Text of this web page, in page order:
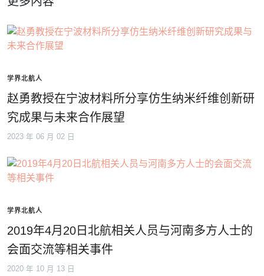
学界北航人
赵勇教授在宁波材料所分享仿生纳米纤维创新研
究成果与未来合作展望
2023 年 06 月 02 日
学界北航人
2019年4月20日北航相关人员与河南多方人士的
会面交流等相关事件
2020 年 10 月 13 日